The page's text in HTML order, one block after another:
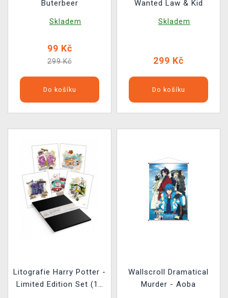
Buterbeer
Skladem
99 Kč
299 Kč
Do košíku
Wanted Law & Kid
Skladem
299 Kč
Do košíku
Litografie Harry Potter -
Limited Edition Set (10
Wallscroll Dramatical
Murder - Aoba